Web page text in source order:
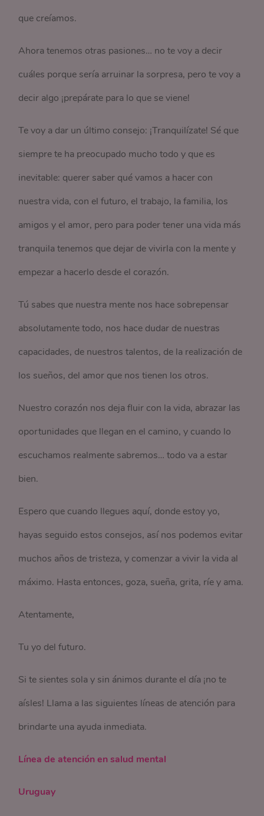
que creíamos.
Ahora tenemos otras pasiones… no te voy a decir
cuáles porque sería arruinar la sorpresa, pero te voy a
decir algo ¡prepárate para lo que se viene!
Te voy a dar un último consejo: ¡Tranquilízate! Sé que
siempre te ha preocupado mucho todo y que es
inevitable: querer saber qué vamos a hacer con
nuestra vida, con el futuro, el trabajo, la familia, los
amigos y el amor, pero para poder tener una vida más
tranquila tenemos que dejar de vivirla con la mente y
empezar a hacerlo desde el corazón.
Tú sabes que nuestra mente nos hace sobrepensar
absolutamente todo, nos hace dudar de nuestras
capacidades, de nuestros talentos, de la realización de
los sueños, del amor que nos tienen los otros.
Nuestro corazón nos deja fluir con la vida, abrazar las
oportunidades que llegan en el camino, y cuando lo
escuchamos realmente sabremos… todo va a estar
bien.
Espero que cuando llegues aquí, donde estoy yo,
hayas seguido estos consejos, así nos podemos evitar
muchos años de tristeza, y comenzar a vivir la vida al
máximo. Hasta entonces, goza, sueña, grita, ríe y ama.
Atentamente,
Tu yo del futuro.
Si te sientes sola y sin ánimos durante el día ¡no te
aísles! Llama a las siguientes líneas de atención para
brindarte una ayuda inmediata.
Línea de atención en salud mental
Uruguay